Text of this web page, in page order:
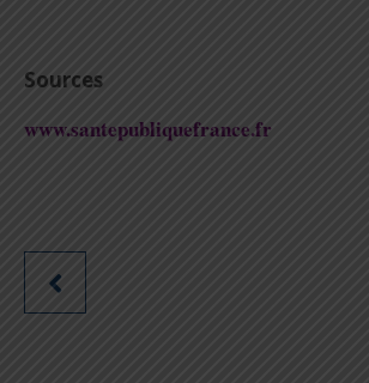
Sources
www.santepubliquefrance.fr